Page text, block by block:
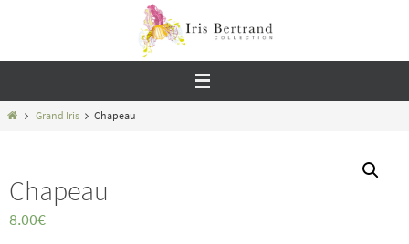
contenu
HomeGrand Iris Chapeau
Chapeau
8.00€